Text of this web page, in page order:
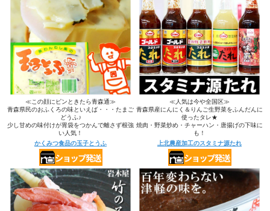
≪この顔にピンときたら青森通≫
青森県民のおふくろの味といえば・・・たまご
どうふ♪
少し甘めの味付けが胃袋をつかんで離さず根強
い人気！
≪人気は今や全国区≫
青森県産にんにく＆りんご生野菜をふんだんに
使ったタレ★
焼肉・野菜炒め・チャーハン・唐揚げの下味に
も！
かくみつ食品の玉子とうふ
上北農産加工のスタミナ源たれ